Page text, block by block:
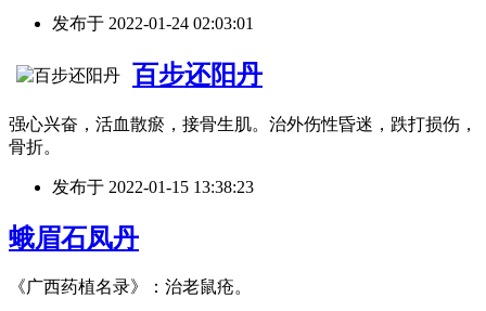
发布于 2022-01-24 02:03:01
百步还阳丹
强心兴奋，活血散瘀，接骨生肌。治外伤性昏迷，跌打损伤，
骨折。
发布于 2022-01-15 13:38:23
蛾眉石凤丹
《广西药植名录》：治老鼠疮。